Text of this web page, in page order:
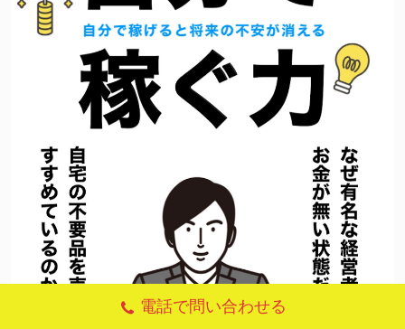
電話で問い合わせる